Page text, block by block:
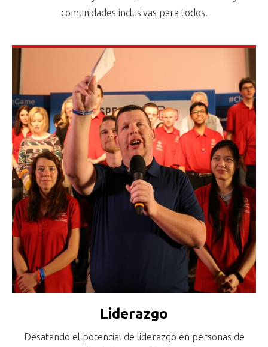
comunidades inclusivas para todos.
Liderazgo
Desatando el potencial de liderazgo en personas de